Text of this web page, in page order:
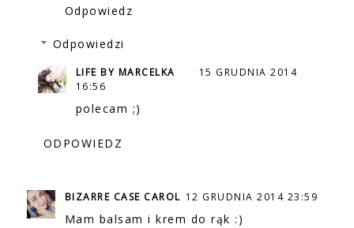
Odpowiedz
Odpowiedzi
LIFE BY MARCELKA
15 GRUDNIA 2014
16:56
polecam ;)
ODPOWIEDZ
BIZARRE CASE CAROL 12 GRUDNIA 2014 23:59
Mam balsam i krem do rąk :)